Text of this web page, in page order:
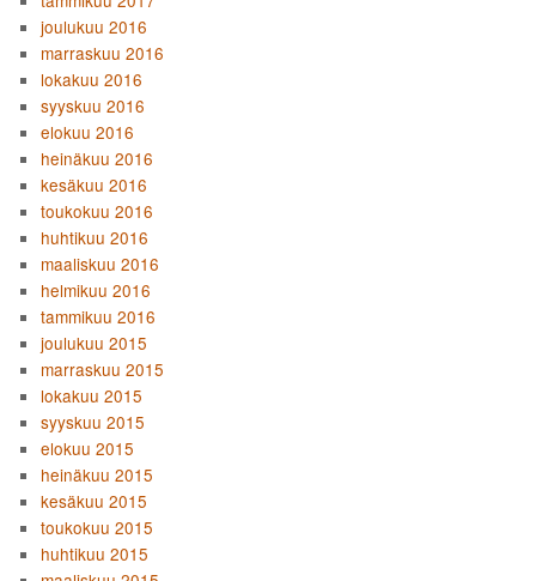
joulukuu 2016
marraskuu 2016
lokakuu 2016
syyskuu 2016
elokuu 2016
heinäkuu 2016
kesäkuu 2016
toukokuu 2016
huhtikuu 2016
maaliskuu 2016
helmikuu 2016
tammikuu 2016
joulukuu 2015
marraskuu 2015
lokakuu 2015
syyskuu 2015
elokuu 2015
heinäkuu 2015
kesäkuu 2015
toukokuu 2015
huhtikuu 2015